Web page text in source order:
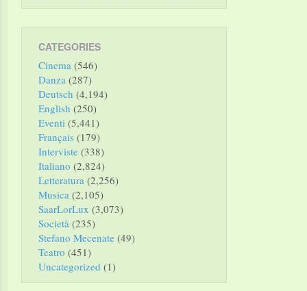
CATEGORIES
Cinema (546)
Danza (287)
Deutsch (4,194)
English (250)
Eventi (5,441)
Français (179)
Interviste (338)
Italiano (2,824)
Letteratura (2,256)
Musica (2,105)
SaarLorLux (3,073)
Società (235)
Stefano Mecenate (49)
Teatro (451)
Uncategorized (1)